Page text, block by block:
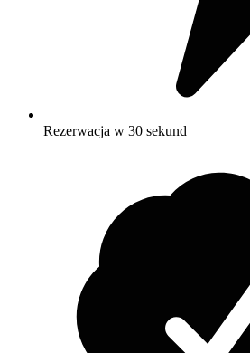
Rezerwacja w 30 sekund